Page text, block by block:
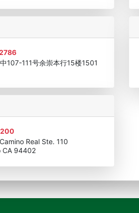
2015 欧美澳最具价值品牌移民机构
107-111号余崇本行15楼1501
Real Ste. 110
94402